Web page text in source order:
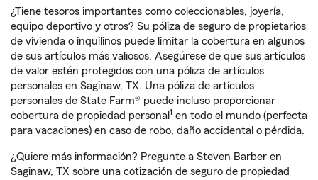
¿Tiene tesoros importantes como coleccionables, joyería,
equipo deportivo y otros? Su póliza de seguro de propietarios
de vivienda o inquilinos puede limitar la cobertura en algunos
de sus artículos más valiosos. Asegúrese de que sus artículos
de valor estén protegidos con una póliza de artículos
personales en Saginaw, TX. Una póliza de artículos
personales de State Farm® puede incluso proporcionar
cobertura de propiedad personal 1 en todo el mundo (perfecta
para vacaciones) en caso de robo, daño accidental o pérdida.
¿Quiere más información? Pregunte a Steven Barber en
Saginaw, TX sobre una cotización de seguro de propiedad